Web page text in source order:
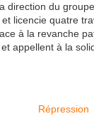
direction du
licencie quatre
à la revanche
appellent à la